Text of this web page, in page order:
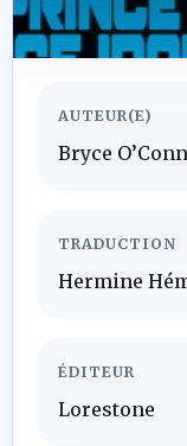
AUTEUR(E)
Bryce
TRADUCTION
Hermine
ÉDITEUR
Lorestone